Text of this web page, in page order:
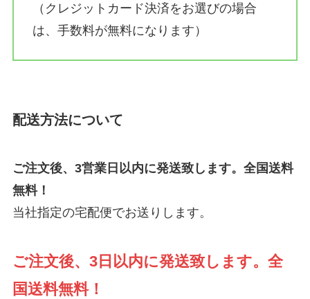
（クレジットカード決済をお選びの場合
は、手数料が無料になります）
配送方法について
ご注文後、3営業日以内に発送致します。全国送料
無料！
当社指定の宅配便でお送りします。
ご注文後、3日以内に発送致します。全
国送料無料！